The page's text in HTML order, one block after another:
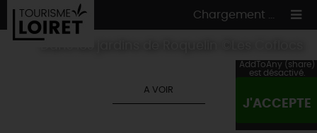
Chargement ...
A VOIR
AddToAny (share)
est désactivé.
J'ACCEPTE